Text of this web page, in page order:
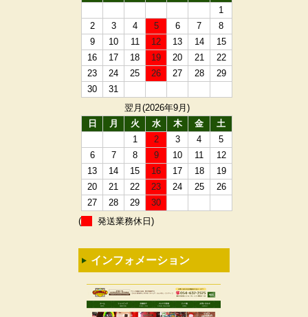
1
2
3 4 5 6 7
8
9
10 11 12 13 14
15
16
17 18 19 20 21
22
23
24 25 26 27 28
29
30
31
翌月(2026年9月)
日
月 火 水 木 金
土
1
2 3 4
5
6
7 8 9 10 11
12
13
14 15 16 17 18
19
20
21 22 23 24 25
26
27
28 29
30
(
発送業務休日)
インフォメーション